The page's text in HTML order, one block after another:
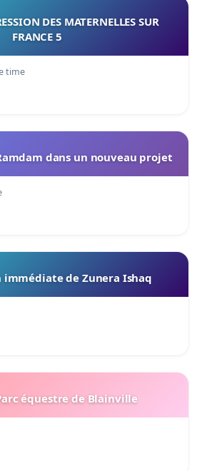
DES MATERNELLES SUR
FRANCE 5
time
dans un nouveau projet
de Zunera Ishaq
équestre de Blainville